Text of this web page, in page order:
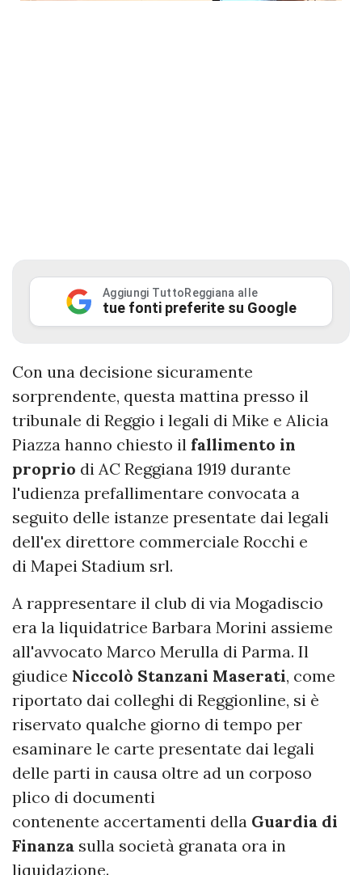
Aggiungi TuttoReggiana alle
tue fonti preferite su Google
Con una decisione sicuramente
sorprendente, questa mattina presso il
tribunale di Reggio i legali di Mike e Alicia
Piazza hanno chiesto il fallimento in
proprio di AC Reggiana 1919 durante
l'udienza prefallimentare convocata a
seguito delle istanze presentate dai legali
dell'ex direttore commerciale Rocchi e
di Mapei Stadium srl.
A rappresentare il club di via Mogadiscio
era la liquidatrice Barbara Morini assieme
all'avvocato Marco Merulla di Parma. Il
giudice Niccolò Stanzani Maserati, come
riportato dai colleghi di Reggionline, si è
riservato qualche giorno di tempo per
esaminare le carte presentate dai legali
delle parti in causa oltre ad un corposo
plico di documenti
contenente accertamenti della Guardia di
Finanza sulla società granata ora in
liquidazione.